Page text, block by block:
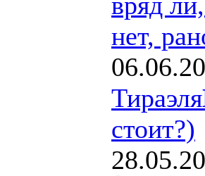
нет,
Тираэля
стоит?)